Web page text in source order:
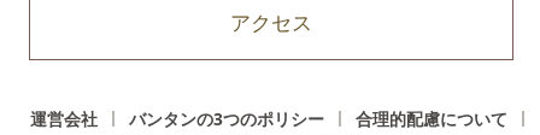
アクセス
運営会社 バンタンの3つのポリシー
合理的配慮について